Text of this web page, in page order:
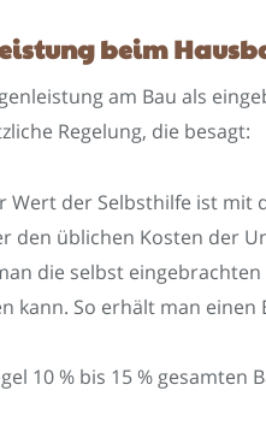
beim
am Bau als
Regelung, die besagt:
Wert der Selbsthilfe ist mit
den üblichen Kosten der
die selbst
kann. So erhält man einen
10 % bis 15 % gesamten